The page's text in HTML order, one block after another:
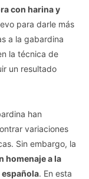
con harina y
para darle más
a la gabardina
la técnica de
un resultado
han
variaciones
Sin embargo, la
homenaje a la
. En esta